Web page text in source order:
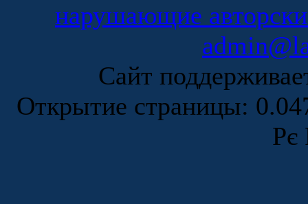
нарушающие
Сайт
Открытие страницы:
Рє